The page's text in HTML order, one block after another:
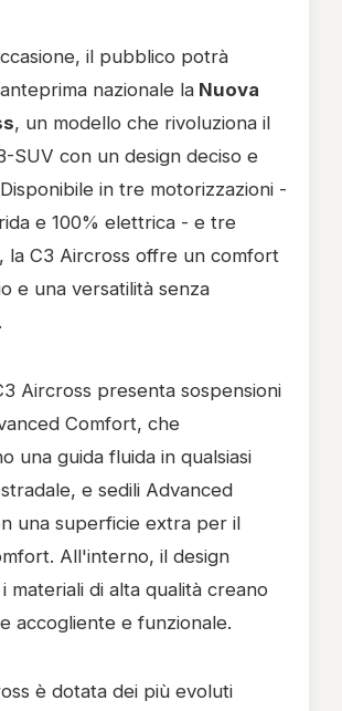
il pubblico potrà
nazionale la Nuova
, un modello che rivoluziona il
SUV con un design deciso e
in tre motorizzazioni -
e 100% elettrica - e tre
la C3 Aircross offre un comfort
e una versatilità senza
Aircross presenta sospensioni
Comfort, che
una guida fluida in qualsiasi
e sedili Advanced
una superficie extra per il
All'interno, il design
materiali di alta qualità creano
accogliente e funzionale.
è dotata dei più evoluti